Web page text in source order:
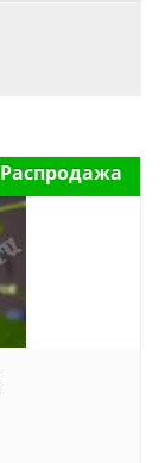
Распродажа